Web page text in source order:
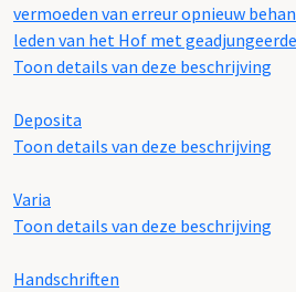
vermoeden van erreur opnieuw
leden van het Hof met
Toon details van deze beschrijving
Deposita
Toon details van deze beschrijving
Varia
Toon details van deze beschrijving
Handschriften